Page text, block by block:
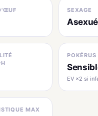
SEXAGE
Asexué
POKÉRUS
EV ×2 si
MAX